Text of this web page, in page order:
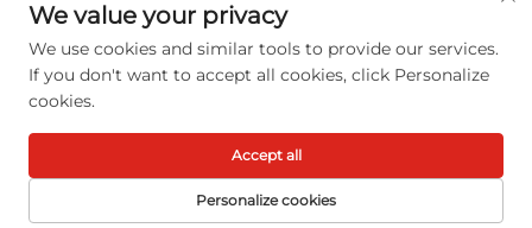
[email protected]
Copyright © 2025 TODAY LOGISTICS LTD. Alle rechten
voorbehouden.
We value your privacy
We use cookies and similar tools to provide our services.
If you don't want to accept all cookies, click Personalize
cookies.
Personalize cookies
Accept all